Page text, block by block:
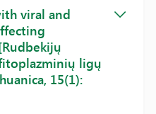
viral and
ligų
15(1):